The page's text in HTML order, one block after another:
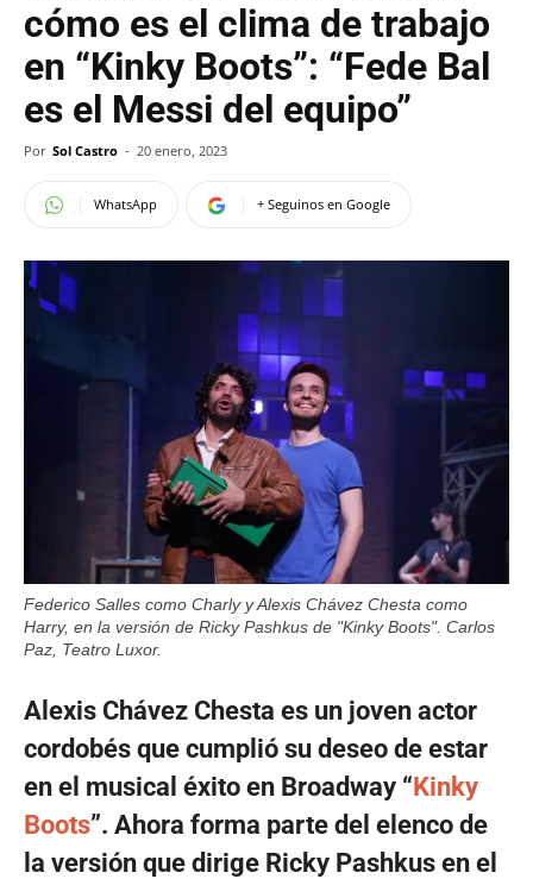
cómo es el clima de trabajo
en “Kinky Boots”: “Fede Bal
es el Messi del equipo”
Por Sol Castro - 20 enero, 2023
WhatsApp + Seguinos en Google
Federico Salles como Charly y Alexis Chávez Chesta como
Harry, en la versión de Ricky Pashkus de "Kinky Boots". Carlos
Paz, Teatro Luxor.
Alexis Chávez Chesta es un joven actor
cordobés que cumplió su deseo de estar
en el musical éxito en Broadway “Kinky
Boots”. Ahora forma parte del elenco de
la versión que dirige Ricky Pashkus en el